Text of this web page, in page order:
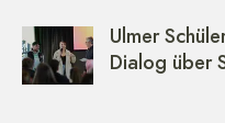
Ulmer
Dialog über